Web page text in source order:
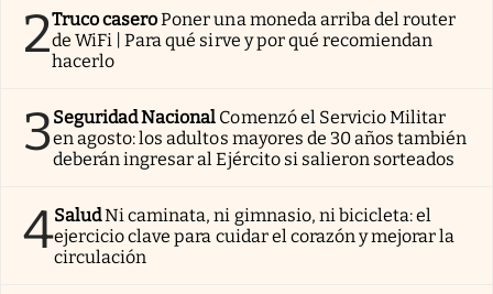
2Truco caseroPoner una moneda arriba del router
de WiFi | Para qué sirve y por qué recomiendan
hacerlo
3Seguridad Nacional Comenzó el Servicio Militar
en agosto: los adultos mayores de 30 años también
deberán ingresar al Ejército si salieron sorteados
4SaludNi caminata, ni gimnasio, ni bicicleta: el
ejercicio clave para cuidar el corazón y mejorar la
circulación